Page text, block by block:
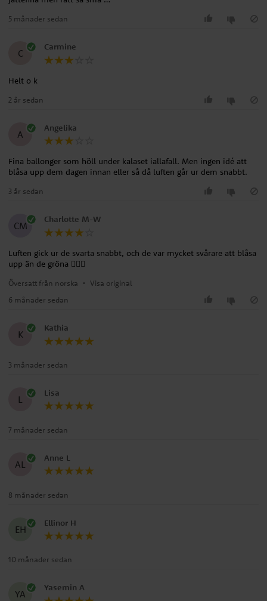
5 månader sedan
C
Carmine
Helt o k
2 år sedan
A
Angelika
Fina ballonger som höll under kalaset iallafall. Men ingen idé att
3 år sedan
CM
Charlotte M-W
Luften gick ur de svarta snabbt, och de var mycket svårare att blåsa
upp än de gröna 🤷🏻‍♀️
Översatt från norska •
Visa original
6 månader sedan
K
Kathia
3 månader sedan
L
Lisa
7 månader sedan
AL
Anne L
8 månader sedan
EH
Ellinor H
10 månader sedan
YA
Yasemin A